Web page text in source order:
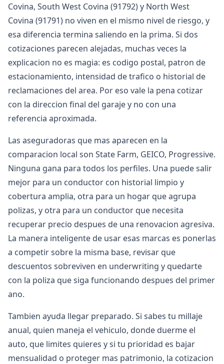
Covina, South West Covina (91792) y North West
Covina (91791) no viven en el mismo nivel de riesgo, y
esa diferencia termina saliendo en la prima. Si dos
cotizaciones parecen alejadas, muchas veces la
explicacion no es magia: es codigo postal, patron de
estacionamiento, intensidad de trafico o historial de
reclamaciones del area. Por eso vale la pena cotizar
con la direccion final del garaje y no con una
referencia aproximada.
Las aseguradoras que mas aparecen en la
comparacion local son State Farm, GEICO, Progressive.
Ninguna gana para todos los perfiles. Una puede salir
mejor para un conductor con historial limpio y
cobertura amplia, otra para un hogar que agrupa
polizas, y otra para un conductor que necesita
recuperar precio despues de una renovacion agresiva.
La manera inteligente de usar esas marcas es ponerlas
a competir sobre la misma base, revisar que
descuentos sobreviven en underwriting y quedarte
con la poliza que siga funcionando despues del primer
ano.
Tambien ayuda llegar preparado. Si sabes tu millaje
anual, quien maneja el vehiculo, donde duerme el
auto, que limites quieres y si tu prioridad es bajar
mensualidad o proteger mas patrimonio, la cotizacion